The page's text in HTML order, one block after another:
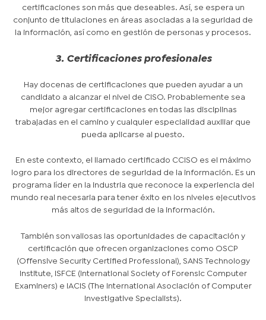
certificaciones son más que deseables. Así, se espera un
conjunto de titulaciones en áreas asociadas a la seguridad de
la información, así como en gestión de personas y procesos.
3. Certificaciones profesionales
Hay docenas de certificaciones que pueden ayudar a un
candidato a alcanzar el nivel de CISO. Probablemente sea
mejor agregar certificaciones en todas las disciplinas
trabajadas en el camino y cualquier especialidad auxiliar que
pueda aplicarse al puesto.
En este contexto, el llamado certificado CCISO es el máximo
logro para los directores de seguridad de la información. Es un
programa líder en la industria que reconoce la experiencia del
mundo real necesaria para tener éxito en los niveles ejecutivos
más altos de seguridad de la información.
También son valiosas las oportunidades de capacitación y
certificación que ofrecen organizaciones como OSCP
(Offensive Security Certified Professional), SANS Technology
Institute, ISFCE (International Society of Forensic Computer
Examiners) e IACIS (The International Asociación of Computer
Investigative Specialists).